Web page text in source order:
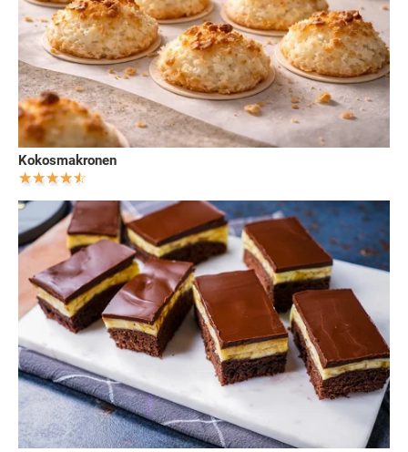
Kokosmakronen